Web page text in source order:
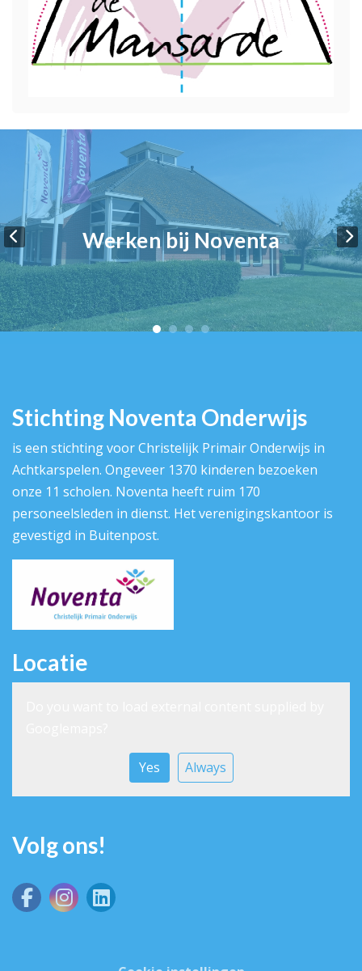
Werken bij Noventa
Stichting Noventa Onderwijs
is een stichting voor Christelijk Primair Onderwijs in
Achtkarspelen. Ongeveer 1370 kinderen bezoeken
onze 11 scholen. Noventa heeft ruim 170
personeelsleden in dienst. Het verenigingskantoor is
gevestigd in Buitenpost.
Locatie
Yes Always
Volg ons!